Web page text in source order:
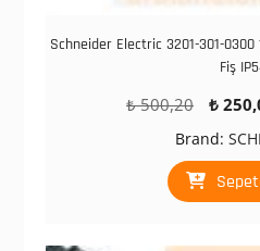
Schneider Electric 3201-301-
Fiş
₺500,20
Orijinal
₺
₺
Brand: